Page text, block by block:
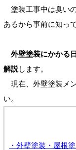
塗装工事中は臭い
あるから事前に知っ
外壁塗装にかかる
解説します。
現在、外壁塗装メ
い。
・外壁塗装・屋根